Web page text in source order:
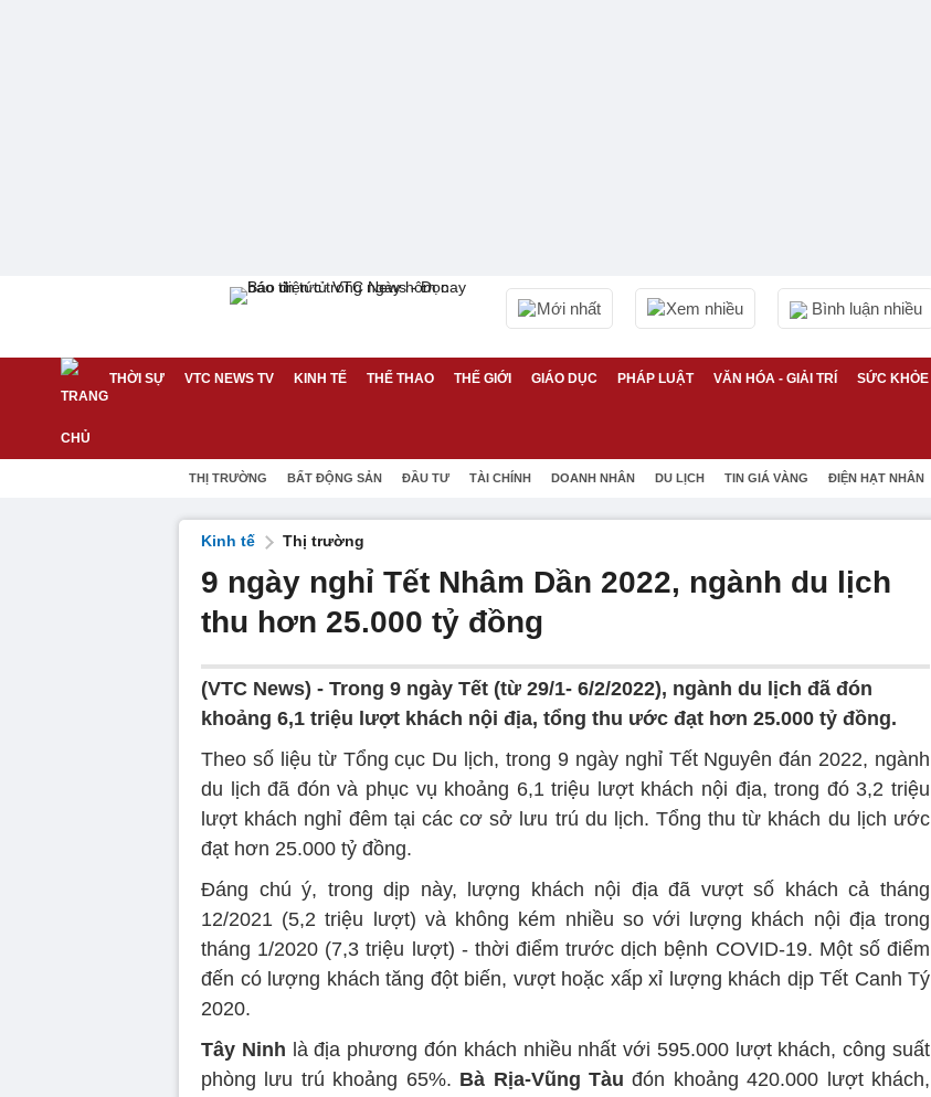
Mới nhất Xem nhiều Bình luận nhiều
THỜI SỰ VTC NEWS TV KINH TẾ THỂ THAO THẾ GIỚI GIÁO DỤC PHÁP LUẬT VĂN HÓA - GIẢI TRÍ SỨC KHỎE
THỊ TRƯỜNG BẤT ĐỘNG SẢN ĐẦU TƯ TÀI CHÍNH DOANH NHÂN DU LỊCH TIN GIÁ VÀNG ĐIỆN HẠT NHÂN
Kinh tế Thị trường
9 ngày nghỉ Tết Nhâm Dần 2022, ngành du lịch
thu hơn 25.000 tỷ đồng
(VTC News) - Trong 9 ngày Tết (từ 29/1- 6/2/2022), ngành du lịch đã đón
khoảng 6,1 triệu lượt khách nội địa, tổng thu ước đạt hơn 25.000 tỷ đồng.
Theo số liệu từ Tổng cục Du lịch, trong 9 ngày nghỉ Tết Nguyên đán 2022, ngành
du lịch đã đón và phục vụ khoảng 6,1 triệu lượt khách nội địa, trong đó 3,2 triệu
lượt khách nghỉ đêm tại các cơ sở lưu trú du lịch. Tổng thu từ khách du lịch ước
đạt hơn 25.000 tỷ đồng.
Đáng chú ý, trong dịp này, lượng khách nội địa đã vượt số khách cả tháng
12/2021 (5,2 triệu lượt) và không kém nhiều so với lượng khách nội địa trong
tháng 1/2020 (7,3 triệu lượt) - thời điểm trước dịch bệnh COVID-19. Một số điểm
đến có lượng khách tăng đột biến, vượt hoặc xấp xỉ lượng khách dịp Tết Canh Tý
2020.
Tây Ninh là địa phương đón khách nhiều nhất với 595.000 lượt khách, công suất
phòng lưu trú khoảng 65%. Bà Rịa-Vũng Tàu đón khoảng 420.000 lượt khách,